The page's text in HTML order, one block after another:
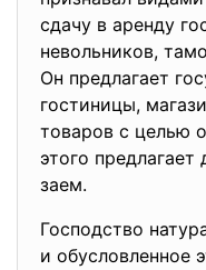
сдачу в аренду
невольников,
Он предлагает
гостиницы,
товаров с целью
этого предлагает
заем.
Господство
и обусловленное